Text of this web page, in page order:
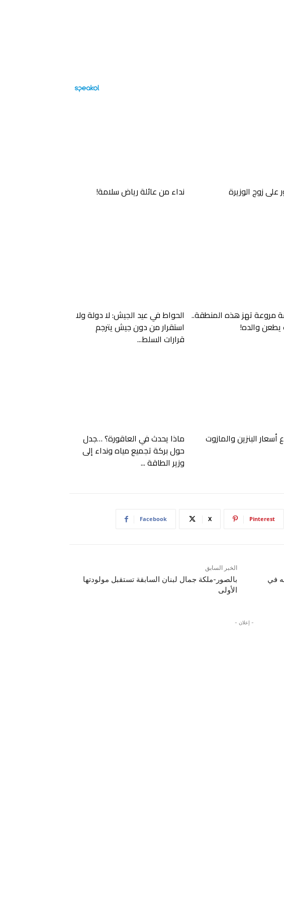
على زوج الوزيرة نداء من عائلة رياض سلامة!
مروعة تهز هذه المنطقة..
والده!
الحواط في عيد الجيش: لا دولة ولا
استقرار من دون جيش يترجم
قرارات السلط...
أسعار البنزين والمازوت
ماذا يحدث في العاقورة؟ …جدل
حول بركة تجميع مياه ونداء إلى
وزير الطاقة ...
Facebook X Pinterest
الخبر السابق
بالصور-ملكة جمال لبنان السابقة تستقبل مولودتها
الأولى
في
- إعلان -